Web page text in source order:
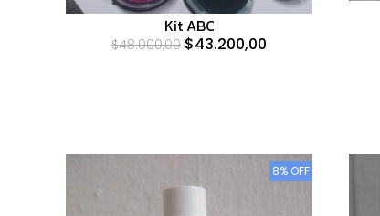
Kit ABC
$48.000,00 $43.200,00
8% OFF